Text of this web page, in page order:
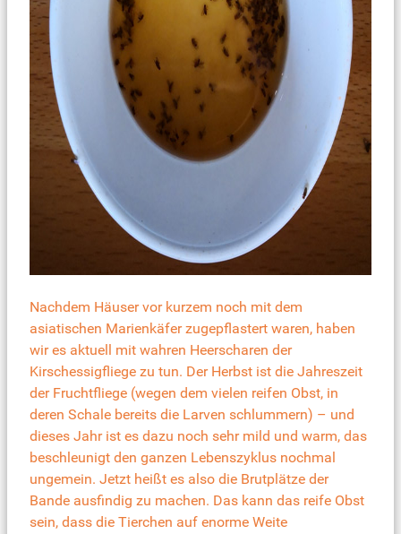
Nachdem Häuser vor kurzem noch mit dem
asiatischen Marienkäfer zugepflastert waren, haben
wir es aktuell mit wahren Heerscharen der
Kirschessigfliege zu tun. Der Herbst ist die Jahreszeit
der Fruchtfliege (wegen dem vielen reifen Obst, in
deren Schale bereits die Larven schlummern) – und
dieses Jahr ist es dazu noch sehr mild und warm, das
beschleunigt den ganzen Lebenszyklus nochmal
ungemein. Jetzt heißt es also die Brutplätze der
Bande ausfindig zu machen. Das kann das reife Obst
sein, dass die Tierchen auf enorme Weite